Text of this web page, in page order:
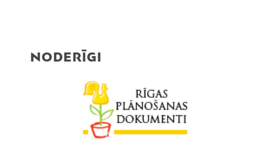
NODERĪGI